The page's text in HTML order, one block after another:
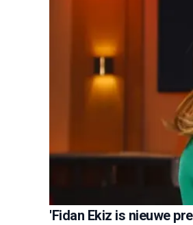
'Fidan Ekiz is nieuwe